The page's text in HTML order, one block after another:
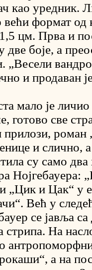
као уредник.
већи формат
цм. Прва и
две боје, а
„Весели
и продаван
мало је
готово све
прилози, роман
и слично,
су само
Нојгебауера:
„Цик и Цак“ у
Већ у
се јавља
стрипа. На
а на